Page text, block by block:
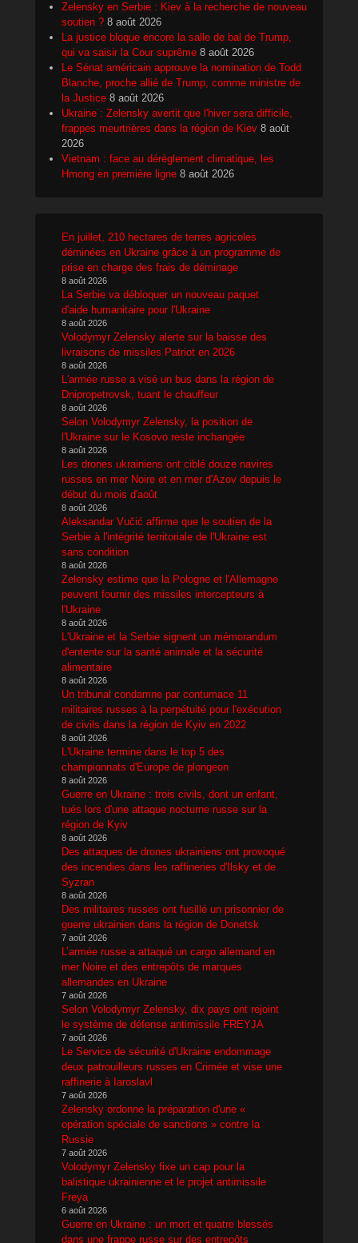
Zelensky en Serbie : Kiev à la recherche de nouveau
soutien ? 8 août 2026
La justice bloque encore la salle de bal de Trump,
qui va saisir la Cour suprême 8 août 2026
Le Sénat américain approuve la nomination de Todd
Blanche, proche allié de Trump, comme ministre de
la Justice 8 août 2026
Ukraine : Zelensky avertit que l'hiver sera difficile,
frappes meurtrières dans la région de Kiev 8 août
2026
Vietnam : face au dérèglement climatique, les
Hmong en première ligne 8 août 2026
En juillet, 210 hectares de terres agricoles
déminées en Ukraine grâce à un programme de
prise en charge des frais de déminage
8 août 2026
La Serbie va débloquer un nouveau paquet
d'aide humanitaire pour l'Ukraine
8 août 2026
Volodymyr Zelensky alerte sur la baisse des
livraisons de missiles Patriot en 2026
8 août 2026
L'armée russe a visé un bus dans la région de
Dnipropetrovsk, tuant le chauffeur
8 août 2026
Selon Volodymyr Zelensky, la position de
l'Ukraine sur le Kosovo reste inchangée
8 août 2026
Les drones ukrainiens ont ciblé douze navires
russes en mer Noire et en mer d'Azov depuis le
début du mois d'août
8 août 2026
Aleksandar Vučić affirme que le soutien de la
Serbie à l'intégrité territoriale de l'Ukraine est
sans condition
8 août 2026
Zelensky estime que la Pologne et l'Allemagne
peuvent fournir des missiles intercepteurs à
l'Ukraine
8 août 2026
L'Ukraine et la Serbie signent un mémorandum
d'entente sur la santé animale et la sécurité
alimentaire
8 août 2026
Un tribunal condamne par contumace 11
militaires russes à la perpétuité pour l'exécution
de civils dans la région de Kyiv en 2022
8 août 2026
L'Ukraine termine dans le top 5 des
championnats d'Europe de plongeon
8 août 2026
Guerre en Ukraine : trois civils, dont un enfant,
tués lors d'une attaque nocturne russe sur la
région de Kyiv
8 août 2026
Des attaques de drones ukrainiens ont provoqué
des incendies dans les raffineries d'Ilsky et de
Syzran
8 août 2026
Des militaires russes ont fusillé un prisonnier de
guerre ukrainien dans la région de Donetsk
7 août 2026
L’armée russe a attaqué un cargo allemand en
mer Noire et des entrepôts de marques
allemandes en Ukraine
7 août 2026
Selon Volodymyr Zelensky, dix pays ont rejoint
le système de défense antimissile FREYJA
7 août 2026
Le Service de sécurité d'Ukraine endommage
deux patrouilleurs russes en Crimée et vise une
raffinerie à Iaroslavl
7 août 2026
Zelensky ordonne la préparation d'une «
opération spéciale de sanctions » contre la
Russie
7 août 2026
Volodymyr Zelensky fixe un cap pour la
balistique ukrainienne et le projet antimissile
Freya
6 août 2026
Guerre en Ukraine : un mort et quatre blessés
dans une frappe russe sur des entrepôts